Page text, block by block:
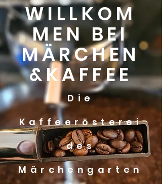
WILLKOM
MEN BEI
MÄRCHEN
&KAFFEE
Die
Kaffeerösterei
des
Märchengarten